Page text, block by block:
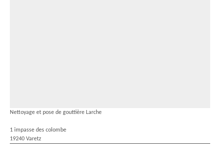
Nettoyage et pose de gouttière Larche
1 impasse des colombe
19240 Varetz